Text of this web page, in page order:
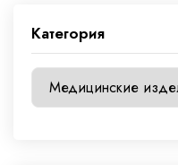
Категория